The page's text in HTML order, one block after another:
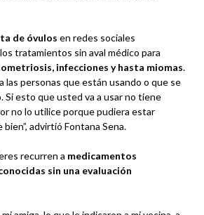
de óvulos en redes sociales
tratamientos sin aval médico para
infecciones y hasta miomas.
las personas que están usando o que se
Si esto que usted va a usar no tiene
no lo utilice porque pudiera estar
advirtió Fontana Sena.
recurren a medicamentos
sin una evaluación